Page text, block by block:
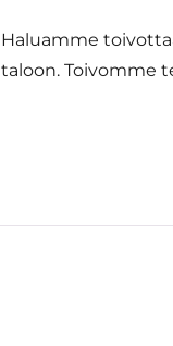
Haluamme
taloon. Toivomme